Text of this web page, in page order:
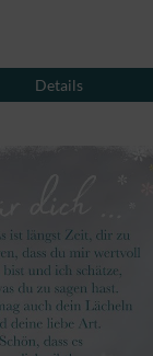
Details